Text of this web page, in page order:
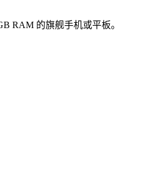
RAM 的旗舰手机或平板。